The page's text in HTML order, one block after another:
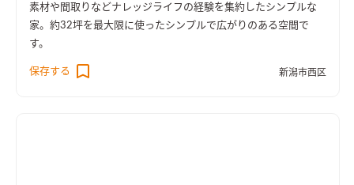
素材や間取りなどナレッジライフの経験を集約したシンプルな
家。約32坪を最大限に使ったシンプルで広がりのある空間で
す。
保存する 新潟市西区